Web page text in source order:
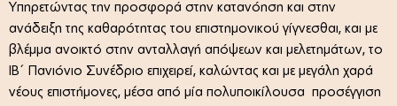
Υπηρετώντας την προσφορά στην κατανόηση και στην
ανάδειξη της καθαρότητας του επιστημονικού γίγνεσθαι, και με
βλέμμα ανοικτό στην ανταλλαγή απόψεων και μελετημάτων, το
ΙΒ΄ Πανιόνιο Συνέδριο επιχειρεί, καλώντας και με μεγάλη χαρά
νέους επιστήμονες, μέσα από μία πολυποικίλουσα προσέγγιση